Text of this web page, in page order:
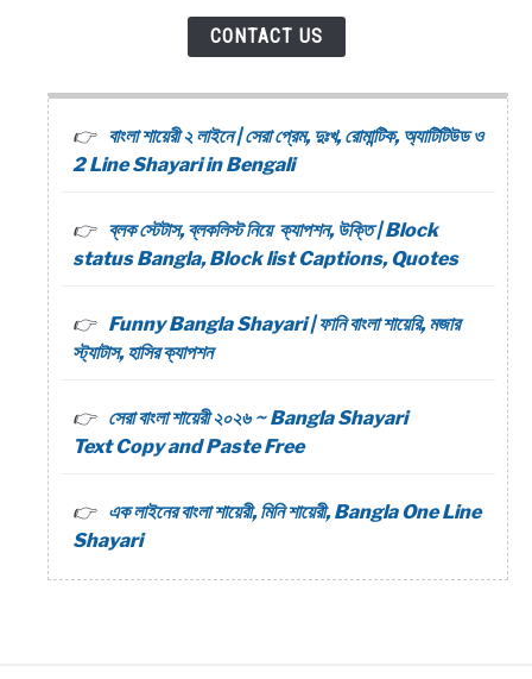
CONTACT US
বাংলা শায়েরী ২ লাইনে | সেরা প্রেম, দুঃখ, রোমান্টিক, অ্যাটিটিউড ও
2 Line Shayari in Bengali
ব্লক স্টেটাস, ব্লকলিস্ট নিয়ে ক্যাপশন, উক্তি | Block
status Bangla, Block list Captions, Quotes
Funny Bangla Shayari | ফানি বাংলা শায়েরি, মজার
স্ট্যাটাস, হাসির ক্যাপশন
সেরা বাংলা শায়েরী ২০২৬ ~ Bangla Shayari
Text Copy and Paste Free
এক লাইনের বাংলা শায়েরী, মিনি শায়েরী, Bangla One Line
Shayari